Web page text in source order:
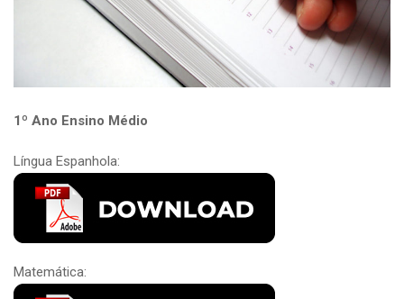
1º Ano Ensino Médio
Língua Espanhola:
Matemática: